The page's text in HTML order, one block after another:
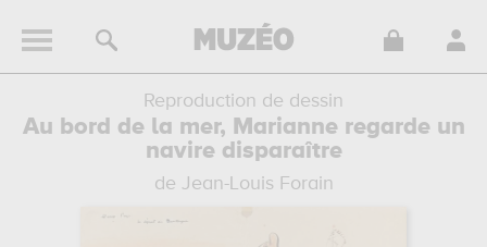
Reproduction de dessin
Au bord de la mer, Marianne regarde un
navire disparaître
de Jean-Louis Forain